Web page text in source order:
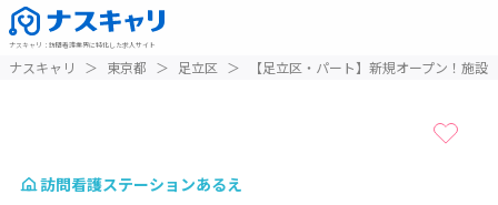
ナスキャリ ： 訪問看護業界に特化した求人サイト
ナスキャリ ＞ 東京都 ＞ 足立区 ＞ 【足立区・パート】新規オープン！施
訪問看護ステーションあるえ